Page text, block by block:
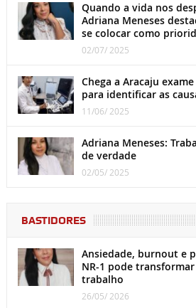
Quando a vida nos
Adriana Meneses
se colocar como
02/07/ 2025
Chega a Aracaju
para identificar as
11/06/ 2025
Adriana Meneses:
de verdade
02/05/ 2025
BASTIDORES
Ansiedade, burnout e
NR-1 pode
trabalho
26/05/ 2026